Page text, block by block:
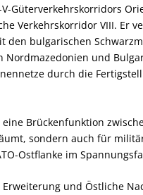
Güterverkehrskorridors
Verkehrskorridor VIII. Er
den bulgarischen
Nordmazedonien und
durch die
eine Brückenfunktion
sondern auch für
Ostflanke im
und Östliche